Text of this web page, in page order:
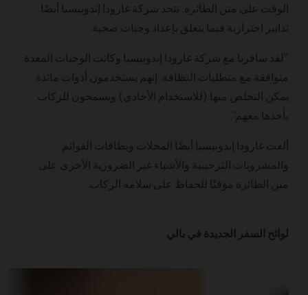
الوقت على متن الطائرة. تتخذ شركة غارودا إندونيسيا أيضًا
تدابير احترازية فيما يتعلق بإعداد وجبات صحية.
"لقد سافرنا مع شركة غارودا إندونيسيا وكانت الوجبات المعدة
متوافقة مع متطلبات النظافة. إنهم يستخدمون أدوات مائدة
يمكن التخلص منها (للاستخدام الأحادي) ويسمحون للركاب
بأخذها معهم".
ألغت غارودا إندونيسيا أيضًا المجلات وبطاقات القوائم
والمشروبات الترحيبية والأشياء غير الضرورية الأخرى على
متن الطائرة مؤقتًا للحفاظ على سلامة الركاب.
لوائح السفر الجديدة في بالي